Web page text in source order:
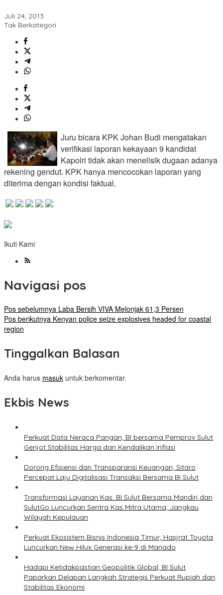
Juli 24, 2013
Tak Berkategori
Juru bicara KPK Johan Budi mengatakan
verifikasi laporan kekayaan 9 kandidat
Kapolri tidak akan menelisik dugaan adanya
rekening gendut. KPK hanya mencocokan laporan yang
diterima dengan kondisi faktual.
Ikuti Kami
Navigasi pos
Pos sebelumnya Laba Bersih VIVA Melonjak 61,3 Persen
Pos berikutnya Kenyan police seize explosives headed for coastal
region
Tinggalkan Balasan
Anda harus masuk untuk berkomentar.
Ekbis News
Perkuat Data Neraca Pangan, BI bersama Pemprov Sulut
Genjot Stabilitas Harga dan Kendalikan Inflasi
Dorong Efisiensi dan Transparansi Keuangan, Sitaro
Percepat Laju Digitalisasi Transaksi Bersama BI Sulut
Transformasi Layanan Kas: BI Sulut Bersama Mandiri dan
SulutGo Luncurkan Sentra Kas Mitra Utama, Jangkau
Wilayah Kepulauan
Perkuat Ekosistem Bisnis Indonesia Timur, Hasjrat Toyota
Luncurkan New Hilux Generasi ke-9 di Manado
Hadapi Ketidakpastian Geopolitik Global, BI Sulut
Paparkan Delapan Langkah Strategis Perkuat Rupiah dan
Stabilitas Ekonomi